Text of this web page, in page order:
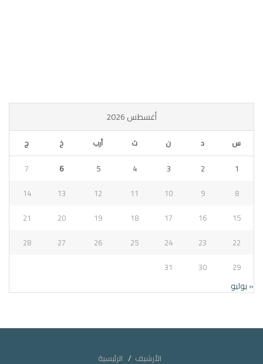
أغسطس 2026
س د ن ث أرب خ ج
1
2
3
4
5
6
7
8
9
10
11
12
13
14
15
16
17
18
19
20
21
22
23
24
25
26
27
28
29
30
31
« يوليو
الأرشيف الرئيسية